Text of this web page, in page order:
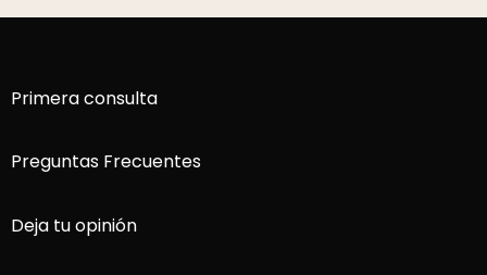
Primera consulta
Preguntas Frecuentes
Deja tu opinión